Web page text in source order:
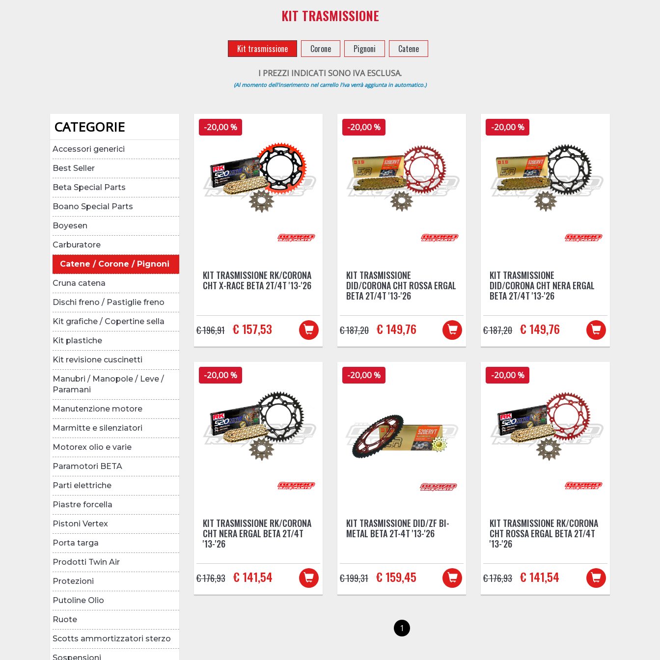
KIT TRASMISSIONE
Kit trasmissione Corone Pignoni Catene
I PREZZI INDICATI SONO IVA ESCLUSA.
(Al momento dell'inserimento nel carrello l'iva verrà aggiunta in automatico.)
CATEGORIE
Accessori generici
Best Seller
Beta Special Parts
Boano Special Parts
Boyesen
Carburatore
Catene / Corone / Pignoni
Cruna catena
Dischi freno / Pastiglie freno
Kit grafiche / Copertine sella
Kit plastiche
Kit revisione cuscinetti
Manubri / Manopole / Leve /
Paramani
Manutenzione motore
Marmitte e silenziatori
Motorex olio e varie
Paramotori BETA
Parti elettriche
Piastre forcella
Pistoni Vertex
Porta targa
Prodotti Twin Air
Protezioni
Putoline Olio
Ruote
Scotts ammortizzatori sterzo
Sospensioni
-20,00 %
KIT TRASMISSIONE RK/CORONA
CHT X-RACE BETA 2T/4T '13-'26
€ 196,91 € 157,53
-20,00 %
KIT TRASMISSIONE
DID/CORONA CHT ROSSA ERGAL
BETA 2T/4T '13-'26
€ 187,20 € 149,76
-20,00 %
KIT TRASMISSIONE
DID/CORONA CHT NERA ERGAL
BETA 2T/4T '13-'26
€ 187,20 € 149,76
-20,00 %
KIT TRASMISSIONE RK/CORONA
CHT NERA ERGAL BETA 2T/4T
'13-'26
€ 176,93 € 141,54
-20,00 %
KIT TRASMISSIONE DID/ZF BI-
METAL BETA 2T-4T '13-'26
€ 199,31 € 159,45
-20,00 %
KIT TRASMISSIONE RK/CORONA
CHT ROSSA ERGAL BETA 2T/4T
'13-'26
€ 176,93 € 141,54
1